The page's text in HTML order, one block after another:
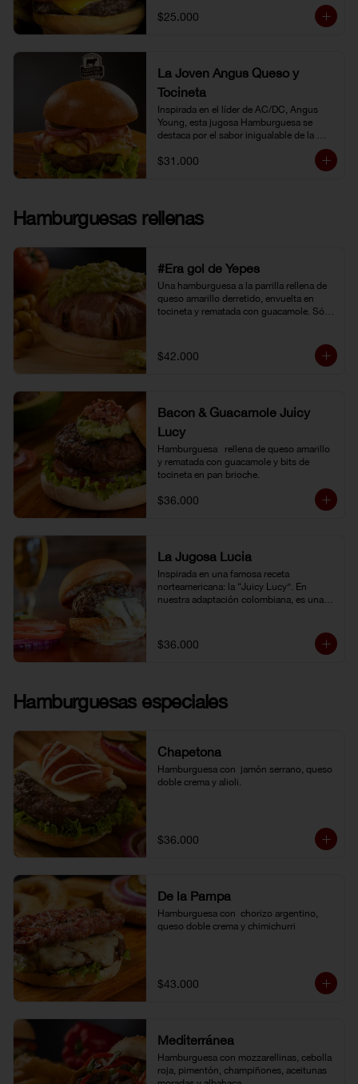
$25.000
La Joven Angus Queso y
Tocineta
Inspirada en el líder de AC/DC, Angus
Young, esta jugosa Hamburguesa se
destaca por el sabor inigualable de la
$31.000
Hamburguesas rellenas
#Era gol de Yepes
Una hamburguesa a la parrilla rellena de
queso amarillo derretido, envuelta en
tocineta y rematada con guacamole. Sólo
porque definitivamente…
#EraGolDeYepes!
$42.000
Bacon & Guacamole Juicy
Lucy
Hamburguesa   rellena de queso amarillo
y rematada con guacamole y bits de
tocineta en pan brioche.
$36.000
La Jugosa Lucia
Inspirada en una famosa receta
norteamericana: la “Juicy Lucy”. En
nuestra adaptación colombiana, es una
sabor.
$36.000
Hamburguesas especiales
Chapetona
Hamburguesa con  jamón serrano, queso
doble crema y alioli.
$36.000
De la Pampa
Hamburguesa con  chorizo argentino,
queso doble crema y chimichurri
$43.000
Mediterránea
Hamburguesa con mozzarellinas, cebolla
roja, pimentón, champiñones, aceitunas